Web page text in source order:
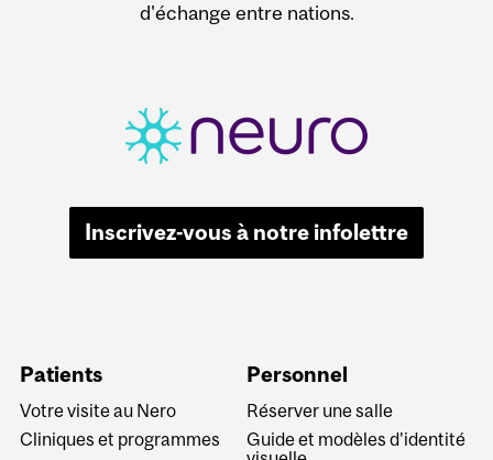
d'échange entre nations.
Inscrivez-vous à notre infolettre
Patients
Votre visite au Nero
Cliniques et programmes
Personnel
Réserver une salle
Guide et modèles d'identité